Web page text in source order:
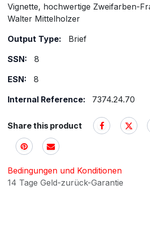
Vignette, hochwertige Zweifarben-
Walter Mittelholzer
Output Type:
Brief
SSN:
8
ESN:
8
Internal Reference:
7374.24.70
Share this product
Bedingungen und Konditionen
14 Tage Geld-zurück-Garantie